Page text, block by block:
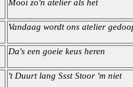
Mooi zo'n atelier als het
Vandaag wordt ons atelier
Da's een goeie keus heren
't Duurt lang Ssst Stoor 'm niet